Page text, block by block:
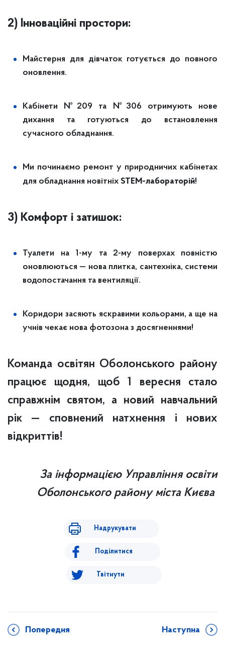
2) Інноваційні простори:
Майстерня для дівчаток готується до повного
оновлення.
Кабінети №209 та №306 отримують нове
дихання та готуються до встановлення
сучасного обладнання.
Ми починаємо ремонт у природничих кабінетах
для обладнання новітніх STEM-лабораторій!
3) Комфорт і затишок:
Туалети на 1-му та 2-му поверхах повністю
оновлюються — нова плитка, сантехніка, системи
водопостачання та вентиляції.
Коридори засяють яскравими кольорами, а ще на
учнів чекає нова фотозона з досягненнями!
Команда освітян Оболонського району
працює щодня, щоб 1 вересня стало
справжнім святом, а новий навчальний
рік — сповнений натхнення і нових
відкриттів!
За інформацією Управління освіти
Оболонського району міста Києва
Надрукувати
Поділитися
Твітнути
Попередня Наступна